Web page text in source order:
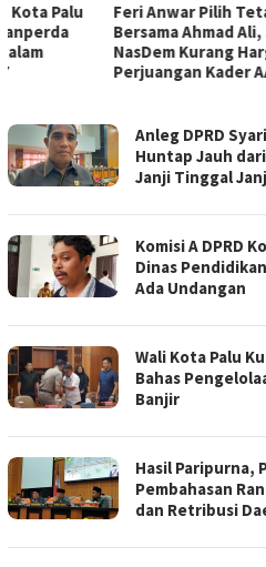
Feri Anwar Pilih Tetap
Bersama Ahmad Ali, Sebut
NasDem Kurang Hargai
Perjuangan Kader AAC
FILESULAWESI.COMAnleg DPRD
Huntap Jauh
Janji Tinggal
Komisi A DPRD
Dinas
Ada Undangan
Wali Kota Palu
Bahas
Banjir
Hasil Paripurna,
Pembahasan
dan Retribusi